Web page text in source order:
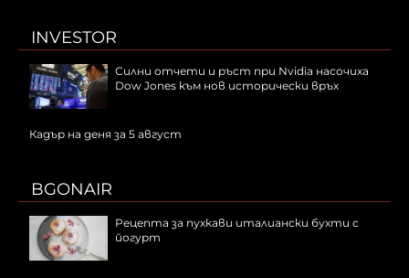
INVESTOR
Силни отчети и ръст при Nvidia насочиха
Dow Jones към нов исторически връх
Кадър на деня за 5 август
BGONAIR
Рецепта за пухкави италиански бухти с
йогурт